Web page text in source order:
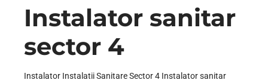
Instalator sanitar
sector 4
Instalator Instalatii Sanitare Sector 4 Instalator sanitar